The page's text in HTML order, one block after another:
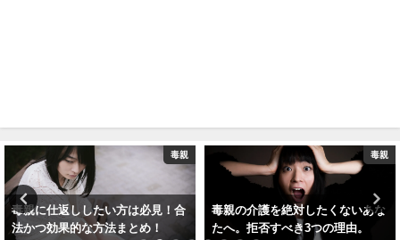
毒親の介護を絶対したくないあな
たへ。拒否すべき3つの理由。
もしかして毒親育ち?!今すぐ診
できるチェックリスト